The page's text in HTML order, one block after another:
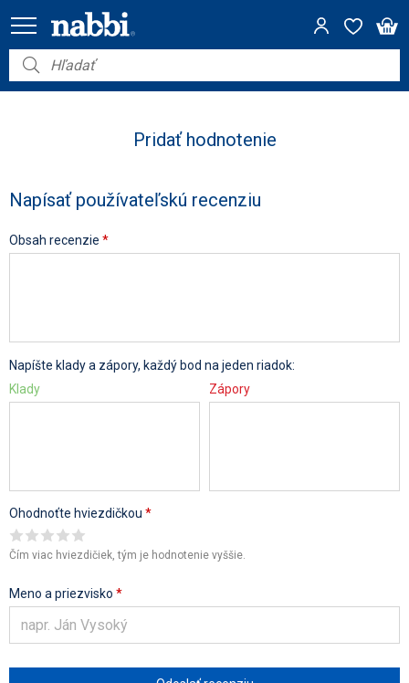
Nábytok
Akcie
Výpredaj
Pridať hodnotenie
Napísať používateľskú recenziu
Obsah recenzie *
Napíšte klady a zápory, každý bod na jeden riadok:
Klady
Zápory
Ohodnoťte hviezdičkou *
Čím viac hviezdičiek, tým je hodnotenie vyššie.
Meno a priezvisko *